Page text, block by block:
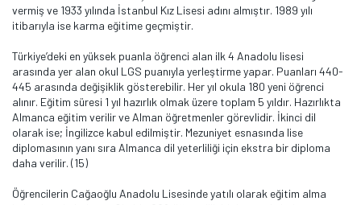
vermiş ve 1933 yılında İstanbul Kız Lisesi adını almıştır. 1989 yılı
itibarıyla ise karma eğitime geçmiştir.
Türkiye’deki en yüksek puanla öğrenci alan ilk 4 Anadolu lisesi
arasında yer alan okul LGS puanıyla yerleştirme yapar. Puanları 440-
445 arasında değişiklik gösterebilir. Her yıl okula 180 yeni öğrenci
alınır. Eğitim süresi 1 yıl hazırlık olmak üzere toplam 5 yıldır. Hazırlıkta
Almanca eğitim verilir ve Alman öğretmenler görevlidir. İkinci dil
olarak ise; İngilizce kabul edilmiştir. Mezuniyet esnasında lise
diplomasının yanı sıra Almanca dil yeterliliği için ekstra bir diploma
daha verilir. (15)
Öğrencilerin Cağaoğlu Anadolu Lisesinde yatılı olarak eğitim alma